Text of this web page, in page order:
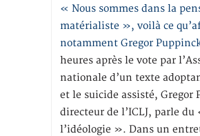
« Nous sommes dans la
matérialiste », voilà ce
notamment Gregor
heures après le vote par
nationale d’un texte
et le suicide assisté, Gregor
directeur de l’ICLJ, parle
l’idéologie ». Dans un